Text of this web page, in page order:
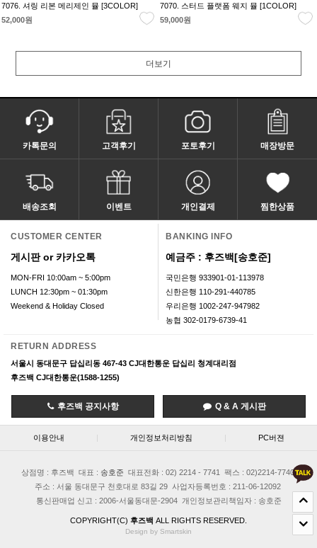
7076. 셔링 리본 메리제인 뮬 [3COLOR]
52,000원
7070. 스터드 플랫폼 웨지 뮬 [1COLOR]
59,000원
더보기
카톡문의 고객후기 포토후기 매장방문
배송조회 이벤트 개인결제 찜한상품
CUSTOMER CENTER
게시판 or 카카오톡
MON-FRI 10:00am ~ 5:00pm
LUNCH 12:30pm ~ 01:30pm
Weekend & Holiday Closed
BANKING INFO
예금주 : 후즈백[송호준]
국민은행 933901-01-113978
신한은행 110-291-440785
우리은행 1002-247-947982
농협 302-0179-6739-41
RETURN ADDRESS
서울시 동대문구 답십리동 467-43 CJ대한통운 답십리 청계대리점
후즈백 CJ대한통운(1588-1255)
후즈백 공지사항 Q & A 게시판
이용안내 | 개인정보처리방침 | PC버젼
상점명 : 후즈백 대표 : 송호준 대표전화 : 02) 2214 - 7741
팩스 : 02)2214-7740
주소 : 서울 동대문구 천호대로 83길 29
사업자등록번호 : 211-06-12092
통신판매업 신고 : 2006-서울동대문-2904
개인정보관리책임자 : 송호준
COPYRIGHT(C) 후즈백 ALL RIGHTS RESERVED.